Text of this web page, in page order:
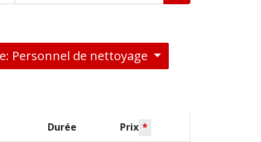
Personnel de nettoyage
Durée Prix *